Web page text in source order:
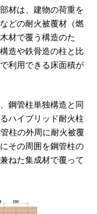
材は、建物の荷重を
どの耐火被覆材（燃
材で覆う構造のた
造や鉄骨造の柱と比
利用できる床面積が
鋼管柱単独構造と同
ハイブリッド耐火柱
柱の外周に耐火被覆
その周囲を鋼管柱の
ねた集成材で覆って